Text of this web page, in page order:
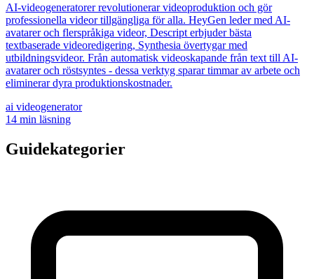
AI-videogeneratorer revolutionerar videoproduktion och gör
professionella videor tillgängliga för alla. HeyGen leder med AI-
avatarer och flerspråkiga videor, Descript erbjuder bästa
textbaserade videoredigering, Synthesia övertygar med
utbildningsvideor. Från automatisk videoskapande från text till AI-
avatarer och röstsyntes - dessa verktyg sparar timmar av arbete och
eliminerar dyra produktionskostnader.
ai videogenerator
14 min läsning
Guidekategorier